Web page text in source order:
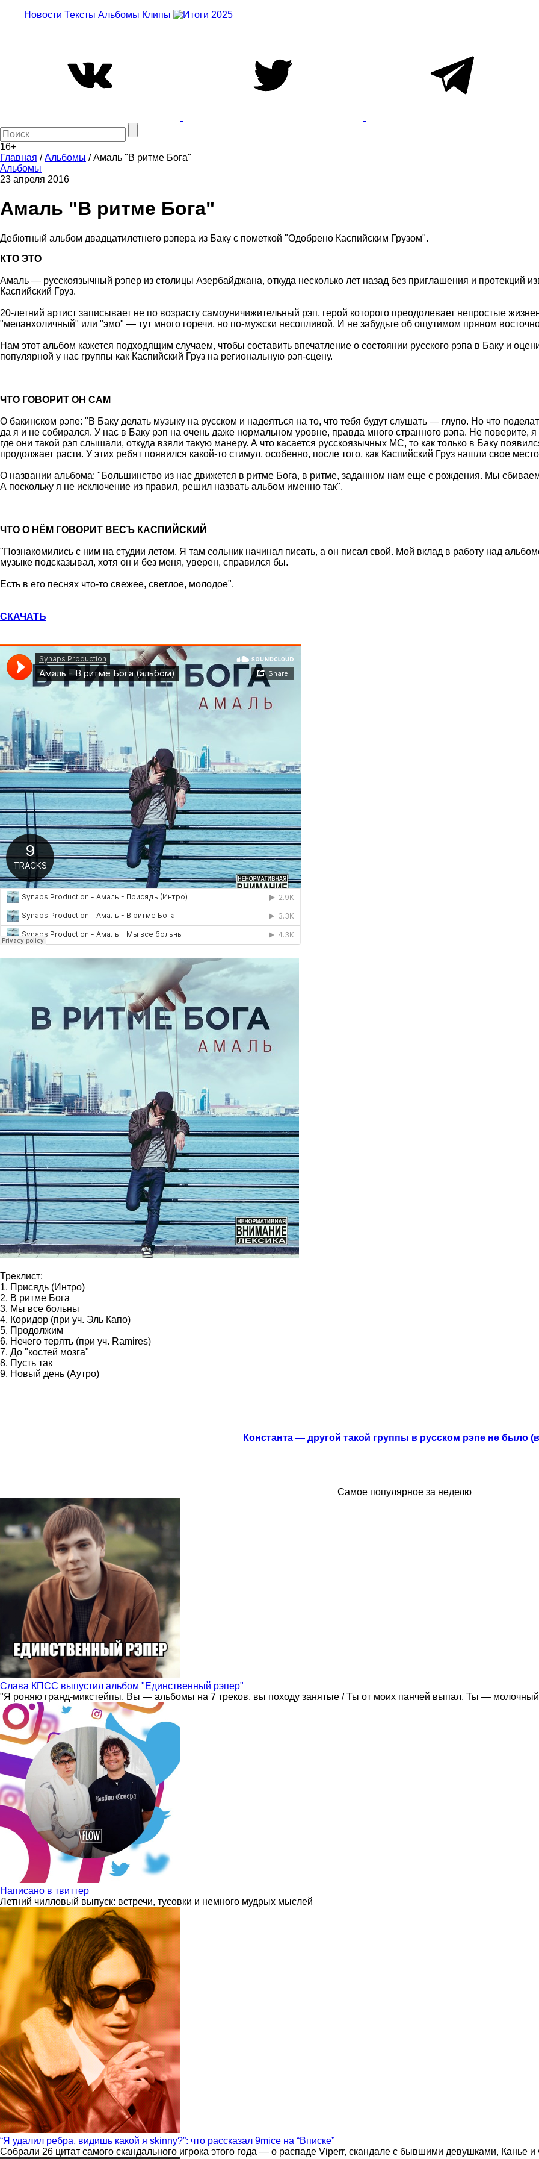
Новости Тексты Альбомы Клипы
16+
Главная /Альбомы /Амаль "В ритме Бога"
Альбомы
23 апреля 2016
Амаль "В ритме Бога"
Дебютный альбом двадцатилетнего рэпера из Баку с пометкой "Одобрено Каспийским Грузом".
КТО ЭТО
Амаль — русскоязычный рэпер из столицы Азербайджана, откуда несколько лет назад без приглашения и протекций
Каспийский Груз.
20-летний артист записывает не по возрасту самоуничижительный рэп, герой которого преодолевает непростые
"меланхоличный" или "эмо" — тут много горечи, но по-мужски несопливой. И не забудьте об ощутимом пряном
Нам этот альбом кажется подходящим случаем, чтобы составить впечатление о состоянии русского рэпа в Баку и
популярной у нас группы как Каспийский Груз на региональную рэп-сцену.
ЧТО ГОВОРИТ ОН САМ
О бакинском рэпе: "В Баку делать музыку на русском и надеяться на то, что тебя будут слушать — глупо. Но что
да я и не собирался. У нас в Баку рэп на очень даже нормальном уровне, правда много странного рэпа. Не поверите,
где они такой рэп слышали, откуда взяли такую манеру. А что касается русскоязычных МС, то как только в Баку
продолжает расти. У этих ребят появился какой-то стимул, особенно, после того, как Каспийский Груз нашли свое
О названии альбома: "Большинство из нас движется в ритме Бога, в ритме, заданном нам еще с рождения. Мы
А поскольку я не исключение из правил, решил назвать альбом именно так".
ЧТО О НЁМ ГОВОРИТ ВЕСЪ КАСПИЙСКИЙ
"Познакомились с ним на студии летом. Я там сольник начинал писать, а он писал свой. Мой вклад в работу над
музыке подсказывал, хотя он и без меня, уверен, справился бы.
Есть в его песнях что-то свежее, светлое, молодое".
СКАЧАТЬ
Треклист:
1. Присядь (Интро)
2. В ритме Бога
3. Мы все больны
4. Коридор (при уч. Эль Капо)
5. Продолжим
6. Нечего терять (при уч. Ramires)
7. До "костей мозга"
8. Пусть так
9. Новый день (Аутро)
Константа — другой такой группы в русском рэпе не было
Самое популярное за неделю
Слава КПСС выпустил альбом "Единственный рэпер"
"Я роняю гранд-микстейпы. Вы — альбомы на 7 треков, вы походу занятые / Ты от моих панчей выпал. Ты —
Написано в твиттер
Летний чилловый выпуск: встречи, тусовки и немного мудрых мыслей
“Я удалил ребра, видишь какой я skinny?”: что рассказал 9mice на “Вписке”
Собрали 26 цитат самого скандального игрока этого года — о распаде Viperr, скандале с бывшими девушками, Канье